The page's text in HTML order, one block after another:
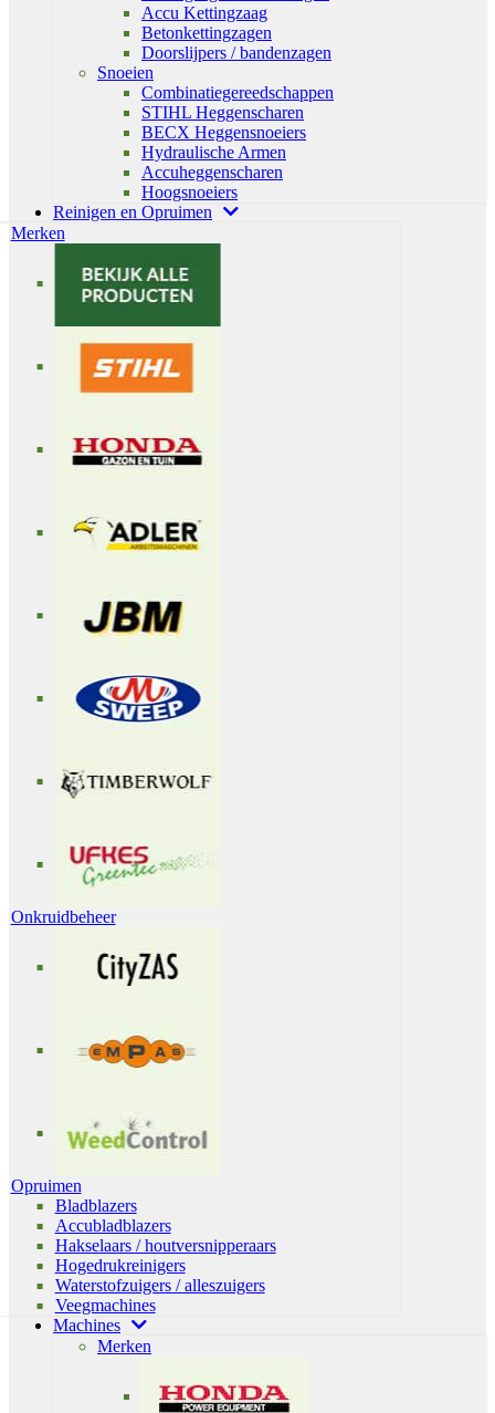
Accu Kettingzaag
Betonkettingzagen
Doorslijpers / bandenzagen
Snoeien
Combinatiegereedschappen
STIHL Heggenscharen
BECX Heggensnoeiers
Hydraulische Armen
Accuheggenscharen
Hoogsnoeiers
Reinigen en Opruimen
Merken
Onkruidbeheer
Opruimen
Bladblazers
Accubladblazers
Hakselaars / houtversnipperaars
Hogedrukreinigers
Waterstofzuigers / alleszuigers
Veegmachines
Machines
Merken